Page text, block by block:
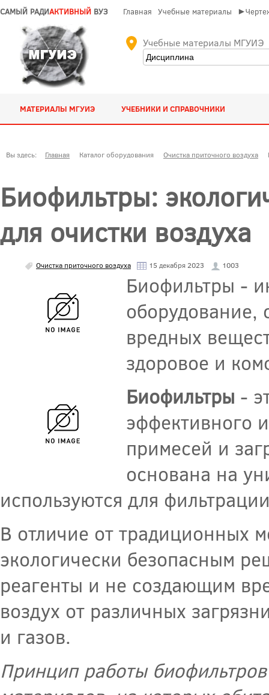
САМЫЙ РАДИАКТИВНЫЙ ВУЗ Главная Учебные материалы
Учебные материалы МГУИЭ
МАТЕРИАЛЫ МГУИЭ УЧЕБНИКИ И СПРАВОЧНИКИ
Вы здесь: Главная Каталог оборудования Очистка приточного воздуха
Биофильтры:
для очистки воздуха
Очистка приточного воздуха 15 декабря 2023 1003
Биофильтры -
оборудование,
вредных
здоровое и
Биофильтры -
эффективного
примесей и
основана на
используются для
В отличие от традиционных
экологически безопасным
реагенты и не создающим
воздух от различных
и газов.
Принцип работы